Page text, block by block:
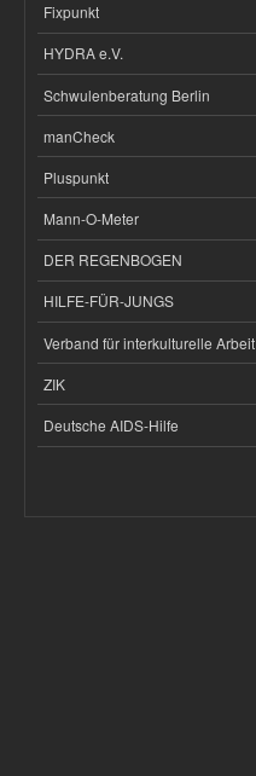
Fixpunkt
HYDRA e.V.
Schwulenberatung Berlin
manCheck
Pluspunkt
Mann-O-Meter
DER REGENBOGEN
HILFE-FÜR-JUNGS
Verband für interkulturelle Arbeit
ZIK
Deutsche AIDS-Hilfe